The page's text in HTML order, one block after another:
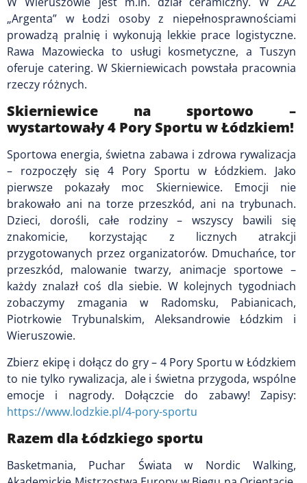
„Argenta” w Łodzi osoby z niepełnosprawnościami
prowadzą pralnię i wykonują lekkie prace logistyczne.
Rawa Mazowiecka to usługi kosmetyczne, a Tuszyn
oferuje catering. W Skierniewicach powstała pracownia
rzeczy różnych.
Skierniewice na sportowo –
wystartowały 4 Pory Sportu w Łódzkiem!
Sportowa energia, świetna zabawa i zdrowa rywalizacja
– rozpoczęły się 4 Pory Sportu w Łódzkiem. Jako
pierwsze pokazały moc Skierniewice. Emocji nie
brakowało ani na torze przeszkód, ani na trybunach.
Dzieci, dorośli, całe rodziny – wszyscy bawili się
znakomicie, korzystając z licznych atrakcji
przygotowanych przez organizatorów. Dmuchańce, tor
przeszkód, malowanie twarzy, animacje sportowe –
każdy znalazł coś dla siebie. W kolejnych tygodniach
zobaczymy zmagania w Radomsku, Pabianicach,
Piotrkowie Trybunalskim, Aleksandrowie Łódzkim i
Wieruszowie.
Zbierz ekipę i dołącz do gry – 4 Pory Sportu w Łódzkiem
to nie tylko rywalizacja, ale i świetna przygoda, wspólne
emocje i nagrody. Dołączcie do zabawy! Zapisy:
https://www.lodzkie.pl/4-pory-sportu
Razem dla Łódzkiego sportu
Basketmania, Puchar Świata w Nordic Walking,